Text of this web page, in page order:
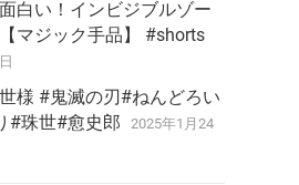
白い！インビジブルゾー
マジック手品】 #shorts
様 #鬼滅の刃#ねんどろい
#珠世#愈史郎
2025年1月24